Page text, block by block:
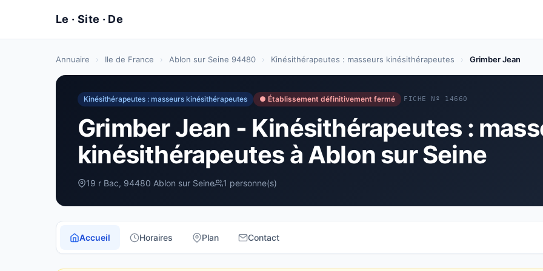
Annuaire › Ile de France › Ablon sur Seine 94480 › Kinésithérapeutes : masseurs kinésithérapeutes › Grimber Jean
Kinésithérapeutes : masseurs kinésithérapeutes ● Établissement définitivement fermé FICHE Nº 14660
Grimber Jean - Kinésithérapeutes :
kinésithérapeutes à Ablon sur Seine
19 r Bac, 94480 Ablon sur Seine 1 personne(s)
Accueil Horaires Plan Contact